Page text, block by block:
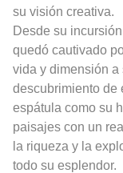
su visión creativa.
Desde su
quedó cautivado
vida y dimensión a
descubrimiento de
espátula como su
paisajes con un
la riqueza y la
todo su esplendor.